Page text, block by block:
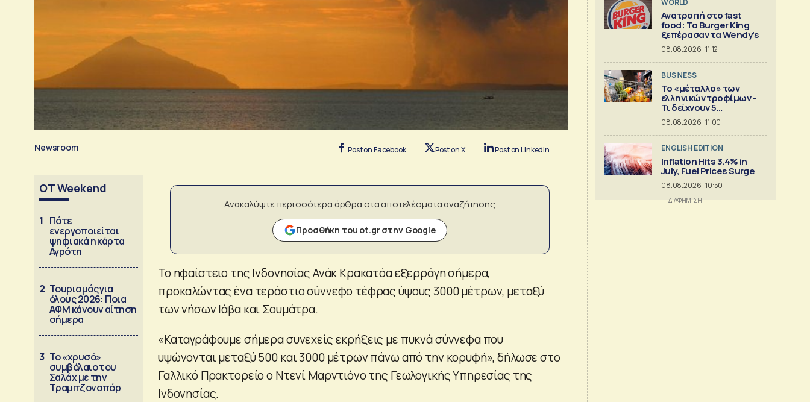
Newsroom Post on Facebook Post on X Post on LinkedIn
OT Weekend
1 Πότε
ενεργοποιείται
ψηφιακά η κάρτα
Αγρότη
2 Τουρισμός για
όλους 2026: Ποια
ΑΦΜ κάνουν αίτηση
σήμερα
3 Το «χρυσό»
συμβόλαιο του
Σαλάχ με την
Τραμπζονσπόρ
Ανακαλύψτε περισσότερα άρθρα στα αποτελέσματα αναζήτησης
Προσθήκη του ot.gr στην Google
Το ηφαίστειο της Ινδονησίας Ανάκ Κρακατόα εξερράγη σήμερα,
προκαλώντας ένα τεράστιο σύννεφο τέφρας ύψους 3000 μέτρων, μεταξύ
των νήσων Ιάβα και Σουμάτρα.
«Καταγράφουμε σήμερα συνεχείς εκρήξεις με πυκνά σύννεφα που
υψώνονται μεταξύ 500 και 3000 μέτρων πάνω από την κορυφή», δήλωσε στο
Γαλλικό Πρακτορείο ο Ντενί Μαρντιόνο της Γεωλογικής Υπηρεσίας της
Ινδονησίας.
WORLD
Ανατροπή στο fast
food: Τα Burger King
ξεπέρασαν τα Wendy's
08.08.2026 | 11:12
BUSINESS
Το «μέταλλο» των
ελληνικών τροφίμων -
Τι δείχνουν 5
ισολογισμοί
08.08.2026 | 11:00
ENGLISH EDITION
Inflation Hits 3.4% in
July, Fuel Prices Surge
08.08.2026 | 10:50